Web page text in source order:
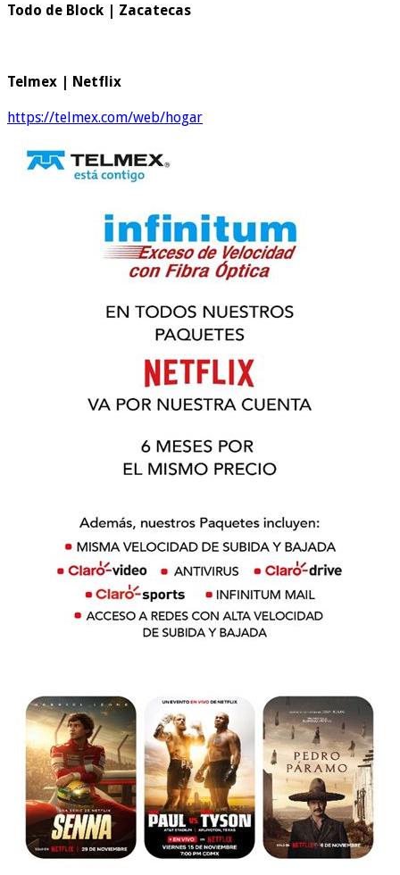
Todo de Block | Zacatecas
Telmex | Netflix
https://telmex.com/web/hogar